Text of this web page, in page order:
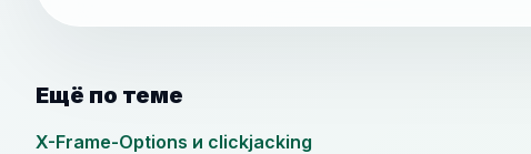
Ещё по теме
X-Frame-Options и clickjacking